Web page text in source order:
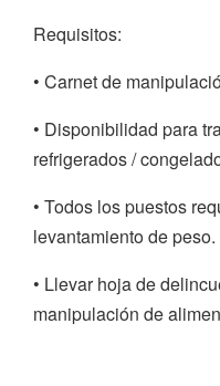
Requisitos:
• Carnet de
• Disponibilidad para
refrigerados /
• Todos los puestos
levantamiento de peso.
• Llevar hoja de
manipulación de